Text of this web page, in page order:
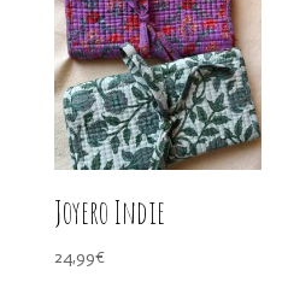
Joyero Indie
24,99€